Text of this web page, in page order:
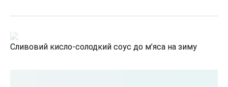
Сливовий кисло-солодкий соус до м’яса на зиму